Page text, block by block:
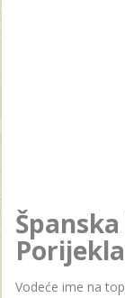
Porijekla
Vodeće ime na